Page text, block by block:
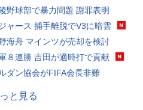
野球部で暴力問題 謝罪表明
ャース 捕手離脱でV3に暗雲
海舟 マインツが売却を検討
８連勝 吉田が適時打で貢献
ダン協会がFIFA会長非難
と見る